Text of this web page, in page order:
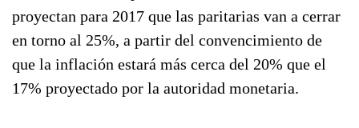
proyectan para 2017 que las paritarias van a cerrar
en torno al 25%, a partir del convencimiento de
que la inflación estará más cerca del 20% que el
17% proyectado por la autoridad monetaria.